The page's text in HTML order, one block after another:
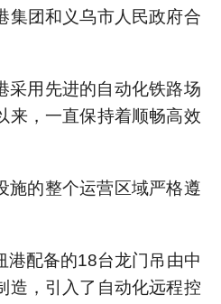
集团和义乌市人民政府合
采用先进的自动化铁路场
来，一直保持着顺畅高效
施的整个运营区域严格遵
港配备的18台龙门吊由中
造，引入了自动化远程控